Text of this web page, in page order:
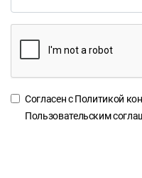
Согласен сПолитикой
Пользовательским